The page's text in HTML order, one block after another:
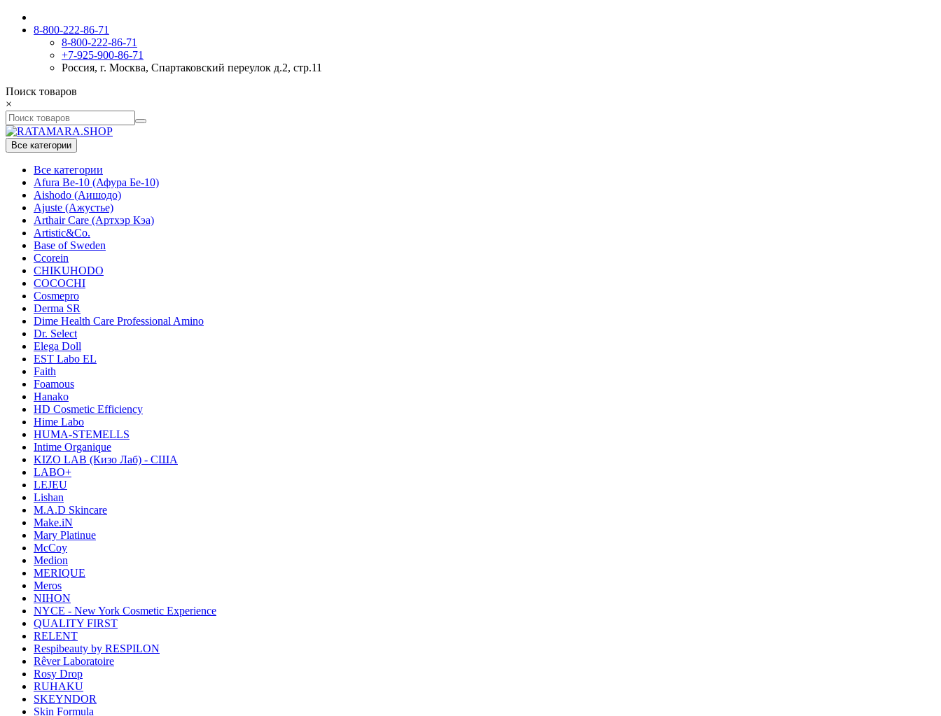
8-800-222-86-71
8-800-222-86-71
+7-925-900-86-71
Россия, г. Москва, Спартаковский переулок д.2, стр.11
Поиск товаров
×
Все категории
Все категории
Afura Be-10 (Афура Бе-10)
Aishodo (Аишодо)
Ajuste (Ажустье)
Arthair Care (Артхэр Кэа)
Artistic&Co.
Base of Sweden
Ccorein
CHIKUHODO
COCOCHI
Cosmepro
Derma SR
Dime Health Care Professional Amino
Dr. Select
Elega Doll
EST Labo EL
Faith
Foamous
Hanako
HD Cosmetic Efficiency
Hime Labo
HUMA-STEMELLS
Intime Organique
KIZO LAB (Кизо Лаб) - США
LABO+
LEJEU
Lishan
M.A.D Skincare
Make.iN
Mary Platinue
McCoy
Medion
MERIQUE
Meros
NIHON
NYCE - New York Cosmetic Experience
QUALITY FIRST
RELENT
Respibeauty by RESPILON
Rêver Laboratoire
Rosy Drop
RUHAKU
SKEYNDOR
Skin Formula